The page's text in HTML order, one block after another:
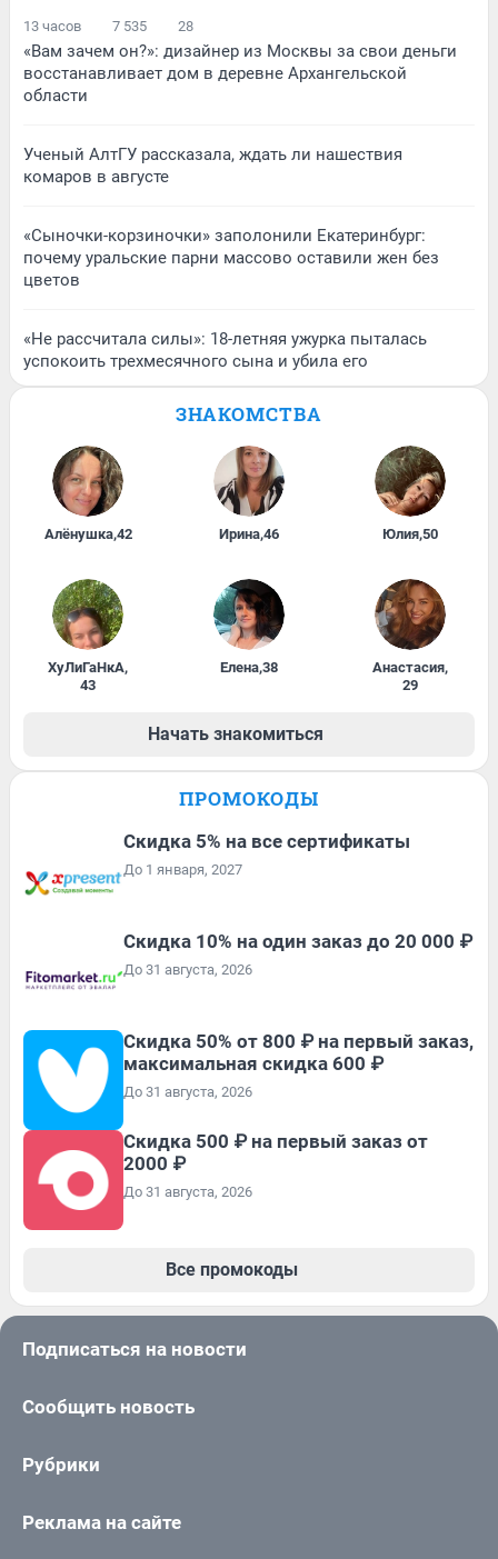
13 часов 7 535 28
«Вам зачем он?»: дизайнер из Москвы за свои деньги
восстанавливает дом в деревне Архангельской
области
Ученый АлтГУ рассказала, ждать ли нашествия
комаров в августе
«Сыночки-корзиночки» заполонили Екатеринбург:
почему уральские парни массово оставили жен без
цветов
«Не рассчитала силы»: 18-летняя ужурка пыталась
успокоить трехмесячного сына и убила его
ЗНАКОМСТВА
Алёнушка,42 Ирина,46 Юлия,50
ХуЛиГаНкА,
43
Елена,38 Анастасия,
29
Начать знакомиться
ПРОМОКОДЫ
Скидка 5% на все сертификаты
До 1 января, 2027
Скидка 10% на один заказ до 20 000 ₽
До 31 августа, 2026
Скидка 50% от 800 ₽ на первый заказ,
максимальная скидка 600 ₽
До 31 августа, 2026
Скидка 500 ₽ на первый заказ от
2000 ₽
До 31 августа, 2026
Все промокоды
Подписаться на новости
Сообщить новость
Рубрики
Реклама на сайте